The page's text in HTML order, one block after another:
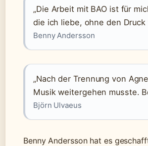
„Die Arbeit mit BAO ist für
die ich liebe, ohne den Druck
Benny Andersson
„Nach der Trennung von
Musik weitergehen musste.
Björn Ulvaeus
Benny Andersson hat es